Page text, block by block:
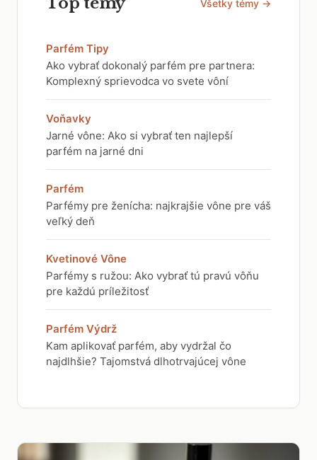
Všetky témy →
Parfém Tipy
Ako vybrať dokonalý parfém pre partnera:
Komplexný sprievodca vo svete vôní
Voňavky
Jarné vône: Ako si vybrať ten najlepší
parfém na jarné dni
Parfém
Parfémy pre ženícha: najkrajšie vône pre váš
veľký deň
Kvetinové Vône
Parfémy s ružou: Ako vybrať tú pravú vôňu
pre každú príležitosť
Parfém Výdrž
Kam aplikovať parfém, aby vydržal čo
najdlhšie? Tajomstvá dlhotrvajúcej vône